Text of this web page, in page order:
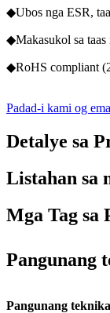
◆Ubos nga ESR,
◆Makasukol sa
◆RoHS compliant
Padad-i kami og
Detalye sa
Listahan sa
Mga Tag sa
Pangunang
Pangunang